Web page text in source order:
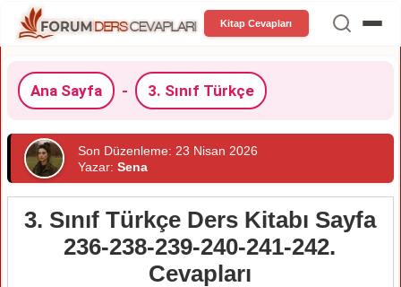
Kitap Cevapları
Ana Sayfa - 3. Sınıf Türkçe
Son Düzenleme: 23 Nisan 2026
Yazar: Sena
3. Sınıf Türkçe Ders Kitabı Sayfa
236-238-239-240-241-242.
Cevapları